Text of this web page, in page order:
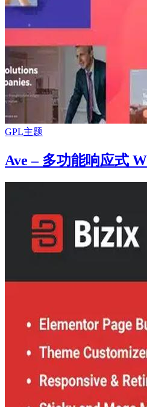
GPL主题
Ave – 多功能响应式